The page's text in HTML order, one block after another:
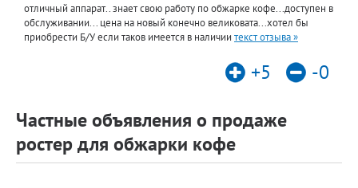
отличный аппарат.. знает свою работу по обжарке кофе...доступен в
обслуживании... цена на новый конечно великовата...хотел бы
приобрести Б/У если таков имеется в наличии текст отзыва »
+5
-0
Частные объявления о продаже
ростер для обжарки кофе